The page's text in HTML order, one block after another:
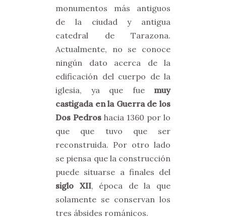
monumentos más antiguos
de la ciudad y antigua
catedral de Tarazona.
Actualmente, no se conoce
ningún dato acerca de la
edificación del cuerpo de la
iglesia, ya que fue muy
castigada en la Guerra de los
Dos Pedros hacia 1360 por lo
que que tuvo que ser
reconstruida. Por otro lado
se piensa que la construcción
puede situarse a finales del
siglo XII, época de la que
solamente se conservan los
tres ábsides románicos.